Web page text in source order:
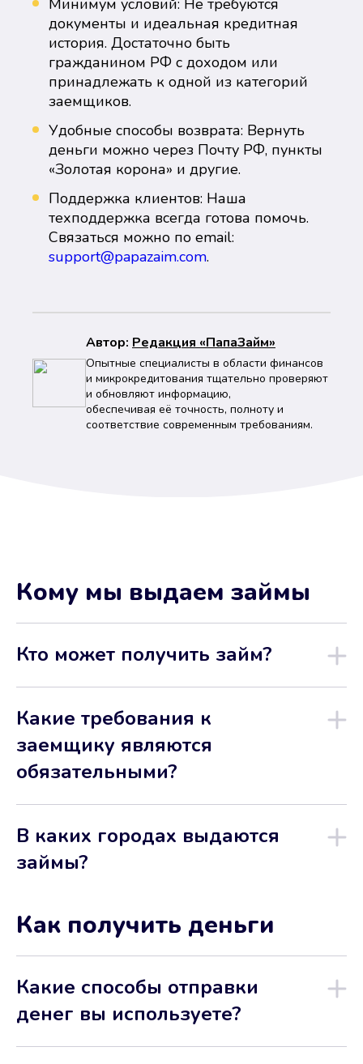
Минимум условий: Не требуются
документы и идеальная кредитная
история. Достаточно быть
гражданином РФ с доходом или
принадлежать к одной из категорий
заемщиков.
Удобные способы возврата: Вернуть
деньги можно через Почту РФ, пункты
«Золотая корона» и другие.
Поддержка клиентов: Наша
техподдержка всегда готова помочь.
Связаться можно по email:
support@papazaim.com.
Автор: Peдaкция «ПапаЗайм»
Опытные специалисты в области финансов
и микрокредитования тщательно проверяют
и обновляют информацию,
обеспечивая её точность, полноту и
соответствие современным требованиям.
Кому мы выдаем займы
Кто может получить займ?
Какие требования к
заемщику являются
обязательными?
В каких городах выдаются
займы?
Как получить деньги
Какие способы отправки
денег вы используете?